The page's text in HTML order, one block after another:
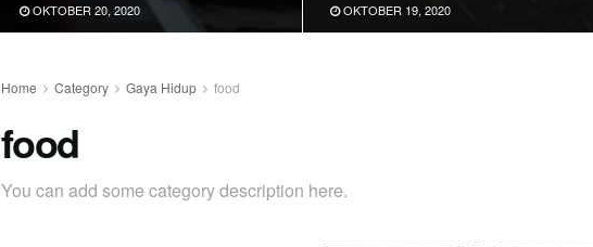
OKTOBER 20, 2020 OKTOBER 19, 2020
Home Category Gaya Hidup food
food
You can add some category description here.